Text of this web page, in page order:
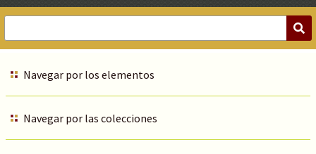
Navegar por los elementos
Navegar por las colecciones